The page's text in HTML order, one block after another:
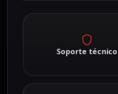
Soporte técnico